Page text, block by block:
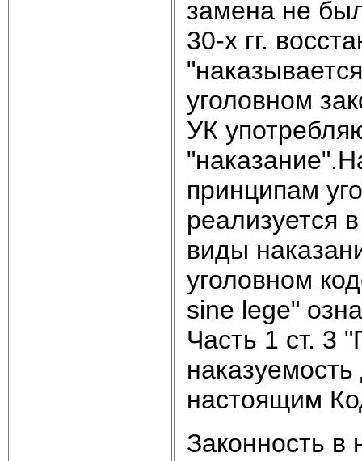
замена не
30-х гг.
уголовном
УК
принципам
реализуется
виды
уголовном
sine lege"
Часть 1 ст. 3
настоящим
Законность в